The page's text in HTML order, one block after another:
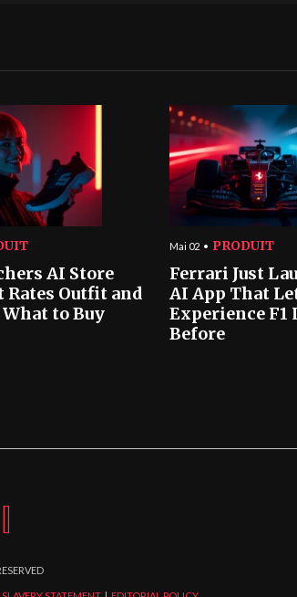
AI Store
Rates Outfit and
What to Buy
Mai 02 PRODUIT
Ferrari Just
AI App That
Experience F1
Before